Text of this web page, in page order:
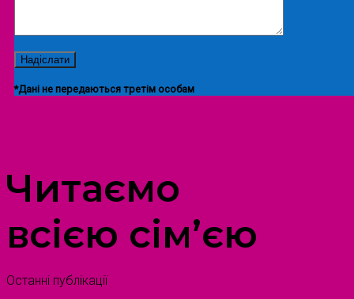
*Дані не передаються третім особам
Читаємо
всією сім’єю
Останні публікації